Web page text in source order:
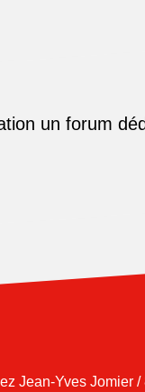
un forum
Jean-Yves Jomier